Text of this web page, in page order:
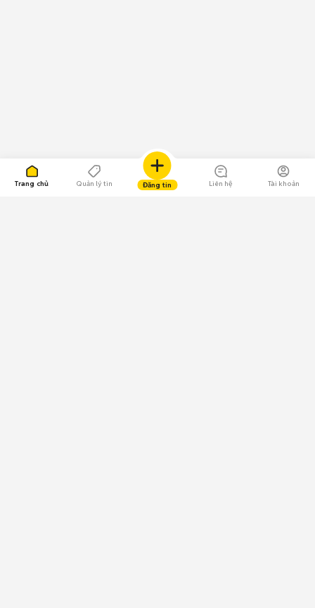
Trang chủ Quản lý tin Đăng tin Liên hệ Tài khoản